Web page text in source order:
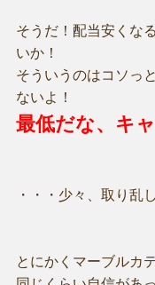
そうだ！配当安くな
いか！
そういうのはコソっ
ないよ！
最低だな、キ
・・・少々、取り乱
とにかくマーブルカ